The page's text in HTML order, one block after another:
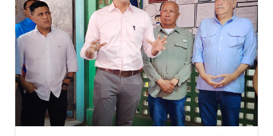
Eudicis Viva, habitante de la comunidad y
Esta iniciativa se enmarca en la política social
Oskarina Rosso